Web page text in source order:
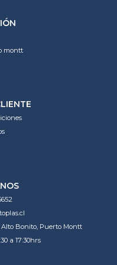
montt
Alto Bonito, Puerto Montt
a 17:30hrs